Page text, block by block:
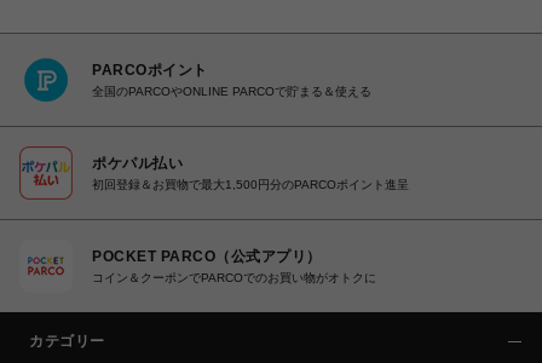
PARCOポイント
全国のPARCOやONLINE PARCOで貯まる＆使える
ポケパル払い
初回登録＆お買物で最大1,500円分のPARCOポイント進呈
POCKET PARCO（公式アプリ）
コイン＆クーポンでPARCOでのお買い物がオトクに
カテゴリー